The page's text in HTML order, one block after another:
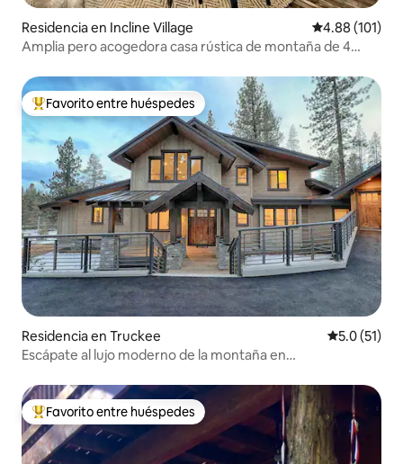
Residencia en Incline Village Calificación
4.88 (101)
Amplia pero acogedora casa rústica de montaña de 4
De los mejores en Favorito entre huéspedes
Favorito entre huéspedes
Residencia en Truckee Calificación
5.0 (51)
Escápate al lujo moderno de la montaña en
De los mejores en Favorito entre huéspedes
Favorito entre huéspedes